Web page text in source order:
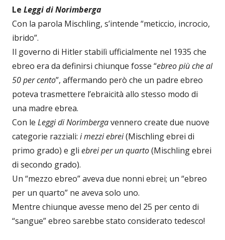
Le Leggi di Norimberga
Con la parola Mischling, s’intende “meticcio, incrocio,
ibrido”.
Il governo di Hitler stabilì ufficialmente nel 1935 che
ebreo era da definirsi chiunque fosse “ebreo più che al
50 per cento”, affermando però che un padre ebreo
poteva trasmettere l’ebraicità allo stesso modo di
una madre ebrea.
Con le Leggi di Norimbergavennero create due nuove
categorie razziali: i mezzi ebrei(Mischling ebrei di
primo grado) e gli ebrei per un quarto(Mischling ebrei
di secondo grado).
Un “mezzo ebreo” aveva due nonni ebrei; un “ebreo
per un quarto” ne aveva solo uno.
Mentre chiunque avesse meno del 25 per cento di
“sangue” ebreo sarebbe stato considerato tedesco!